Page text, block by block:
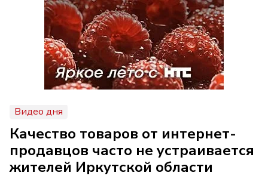
Видео дня
Качество товаров от интернет-
продавцов часто не устраивается
жителей Иркутской области